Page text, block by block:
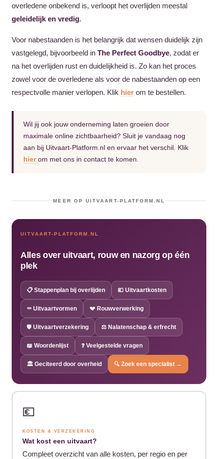
overledene onbekend is, verloopt het overlijden meestal
geleidelijk en vredig.
Voor nabestaanden is het belangrijk dat wensen duidelijk zijn
vastgelegd, bijvoorbeeld in The Perfect Goodbye, zodat er
na het overlijden rust en duidelijkheid is. Zo kan het proces
zowel voor de overledene als voor de nabestaanden op een
respectvolle manier verlopen. Klik hier om te bestellen.
Wil jij ook jouw onderneming laten groeien door
maximale online zichtbaarheid? Sluit je vandaag nog
aan bij Uitvaart-Platform.nl en ervaar het verschil. Klik
hierom met ons in contact te komen.
MEER OP UITVAART-PLATFORM.NL
UITVAART-PLATFORM.NL
Alles over uitvaart, rouw en nazorg op één
plek
📋 Stappenplan bij overlijden 💶 Uitvaartkosten
⚰️ Uitvaartvormen 💔 Rouwverwerking
🛡️ Uitvaartverzekering ⚖️ Nalatenschap & erfrecht
📖 Woordenlijst ❓ Veelgestelde vragen
🏛️ Geciteerd door overheid 🔍 Zoek een specialist →
💶
KOSTEN & VERZEKERING
Wat kost een uitvaart?
Compleet overzicht van alle kosten, per regio en per